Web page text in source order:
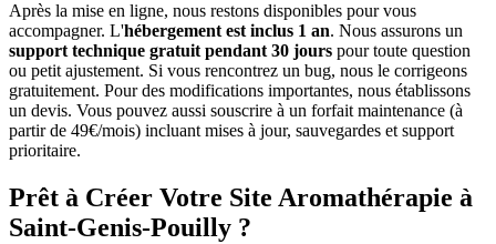
Après la mise en ligne, nous restons disponibles pour vous
accompagner. L'hébergement est inclus 1 an. Nous assurons un
support technique gratuit pendant 30 jours pour toute question
ou petit ajustement. Si vous rencontrez un bug, nous le corrigeons
gratuitement. Pour des modifications importantes, nous établissons
un devis. Vous pouvez aussi souscrire à un forfait maintenance (à
partir de 49€/mois) incluant mises à jour, sauvegardes et support
prioritaire.
Prêt à Créer Votre Site Aromathérapie à
Saint-Genis-Pouilly ?